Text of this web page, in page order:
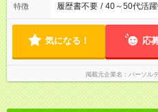
特徴 履歴書不要 / 40～50代活
気になる！ 応
掲載元企業名 パーソル